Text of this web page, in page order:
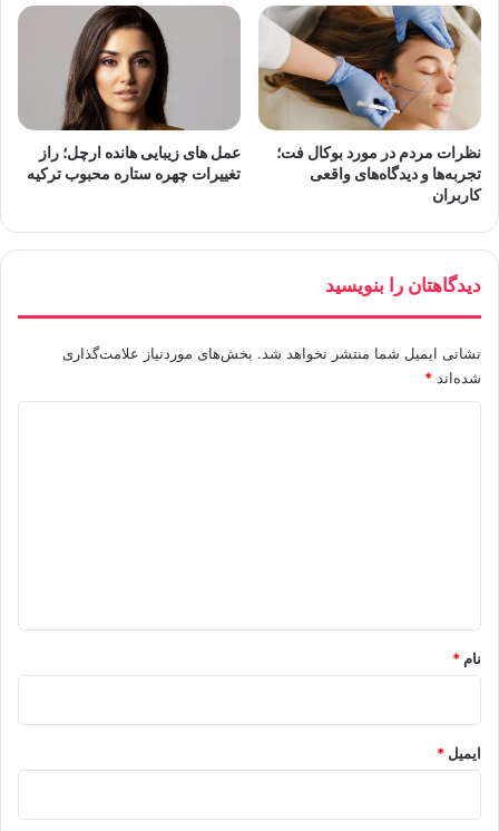
نظرات مردم در مورد بوکال فت؛
تجربه‌ها و دیدگاه‌های واقعی
کاربران
عمل های زیبایی هانده ارچل؛ راز
تغییرات چهره ستاره محبوب ترکیه
دیدگاهتان را بنویسید
نشانی ایمیل شما منتشر نخواهد شد. بخش‌های موردنیاز علامت‌گذاری
شده‌اند *
نام *
ایمیل *